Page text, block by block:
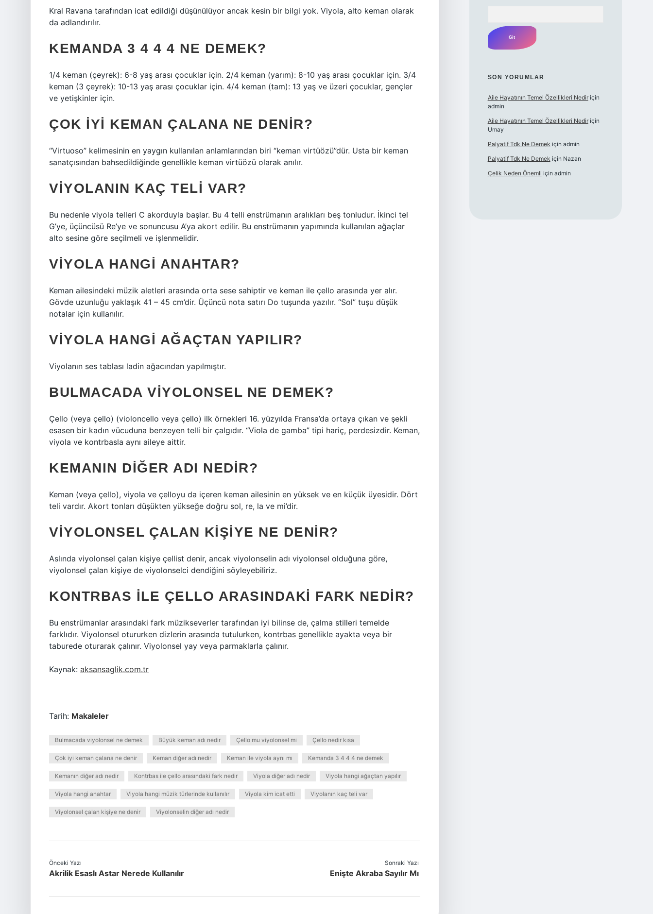
Kral Ravana tarafından icat edildiği düşünülüyor ancak kesin bir bilgi yok. Viyola, alto keman olarak
da adlandırılır.
KEMANDA 3 4 4 4 NE DEMEK?
1/4 keman (çeyrek): 6-8 yaş arası çocuklar için. 2/4 keman (yarım): 8-10 yaş arası çocuklar için. 3/4
keman (3 çeyrek): 10-13 yaş arası çocuklar için. 4/4 keman (tam): 13 yaş ve üzeri çocuklar, gençler
ve yetişkinler için.
ÇOK IYI KEMAN ÇALANA NE DENIR?
“Virtuoso” kelimesinin en yaygın kullanılan anlamlarından biri “keman virtüözü”dür. Usta bir keman
sanatçısından bahsedildiğinde genellikle keman virtüözü olarak anılır.
VIYOLANIN KAÇ TELI VAR?
Bu nedenle viyola telleri C akorduyla başlar. Bu 4 telli enstrümanın aralıkları beş tonludur. İkinci tel
G’ye, üçüncüsü Re’ye ve sonuncusu A’ya akort edilir. Bu enstrümanın yapımında kullanılan ağaçlar
alto sesine göre seçilmeli ve işlenmelidir.
VIYOLA HANGI ANAHTAR?
Keman ailesindeki müzik aletleri arasında orta sese sahiptir ve keman ile çello arasında yer alır.
Gövde uzunluğu yaklaşık 41 – 45 cm’dir. Üçüncü nota satırı Do tuşunda yazılır. “Sol” tuşu düşük
notalar için kullanılır.
VIYOLA HANGI AĞAÇTAN YAPILIR?
Viyolanın ses tablası ladin ağacından yapılmıştır.
BULMACADA VIYOLONSEL NE DEMEK?
Çello (veya çello) (violoncello veya çello) ilk örnekleri 16. yüzyılda Fransa’da ortaya çıkan ve şekli
esasen bir kadın vücuduna benzeyen telli bir çalgıdır. “Viola de gamba” tipi hariç, perdesizdir. Keman,
viyola ve kontrbasla aynı aileye aittir.
KEMANIN DIĞER ADI NEDIR?
Keman (veya çello), viyola ve çelloyu da içeren keman ailesinin en yüksek ve en küçük üyesidir. Dört
teli vardır. Akort tonları düşükten yükseğe doğru sol, re, la ve mi’dir.
VIYOLONSEL ÇALAN KIŞIYE NE DENIR?
Aslında viyolonsel çalan kişiye çellist denir, ancak viyolonselin adı viyolonsel olduğuna göre,
viyolonsel çalan kişiye de viyolonselci dendiğini söyleyebiliriz.
KONTRBAS ILE ÇELLO ARASINDAKI FARK NEDIR?
Bu enstrümanlar arasındaki fark müzikseverler tarafından iyi bilinse de, çalma stilleri temelde
farklıdır. Viyolonsel otururken dizlerin arasında tutulurken, kontrbas genellikle ayakta veya bir
taburede oturarak çalınır. Viyolonsel yay veya parmaklarla çalınır.
Kaynak: aksansaglik.com.tr
Tarih: Makaleler
Bulmacada viyolonsel ne demek Büyük keman adı nedir Çello mu viyolonsel mi Çello nedir kısa
Çok iyi keman çalana ne denir Keman diğer adı nedir Keman ile viyola aynı mı Kemanda 3 4 4 4 ne demek
Kemanın diğer adı nedir Kontrbas ile çello arasındaki fark nedir Viyola diğer adı nedir Viyola hangi ağaçtan yapılır
Viyola hangi anahtar Viyola hangi müzik türlerinde kullanılır Viyola kim icat etti Viyolanın kaç teli var
Viyolonsel çalan kişiye ne denir Viyolonselin diğer adı nedir
Önceki Yazı
Akrilik Esaslı Astar Nerede Kullanılır
Sonraki Yazı
Enişte Akraba Sayılır Mı
SON YORUMLAR
Aile Hayatının Temel Özellikleri Nediriçin
admin
Aile Hayatının Temel Özellikleri Nediriçin
Umay
Palyatif Tdk Ne Demek için admin
Palyatif Tdk Ne Demek için Nazan
Çelik Neden Önemli için admin